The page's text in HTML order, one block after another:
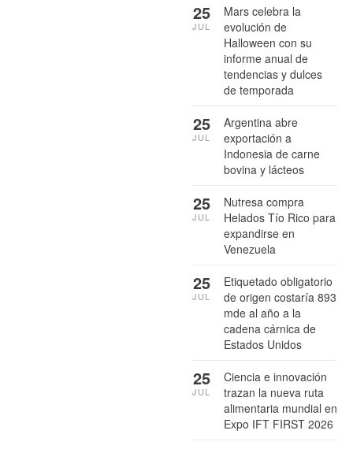
Mars celebra la
evolución de
Halloween con su
informe anual de
tendencias y dulces
de temporada
25
JUL
Argentina abre
exportación a
Indonesia de carne
bovina y lácteos
25
JUL
Nutresa compra
Helados Tío Rico para
expandirse en
Venezuela
25
JUL
Etiquetado obligatorio
de origen costaría 893
mde al año a la
cadena cárnica de
Estados Unidos
25
JUL
Ciencia e innovación
trazan la nueva ruta
alimentaria mundial en
Expo IFT FIRST 2026
25
JUL